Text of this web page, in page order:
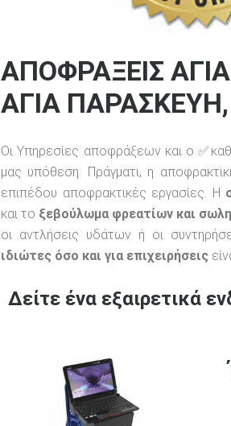
ΑΠΟΦΡΑΞΕΙΣ
ΑΓΙΑ
Οι Υπηρεσίες αποφράξεων και ο
μας υπόθεση. Πράγματι, η
επιπέδου αποφρακτικές εργασίες. Η
και το ξεβούλωμα φρεατίων και
οι αντλήσεις υδάτων ή οι
ιδιώτες όσο και για επιχειρήσεις
Δείτε ένα εξαιρετικά